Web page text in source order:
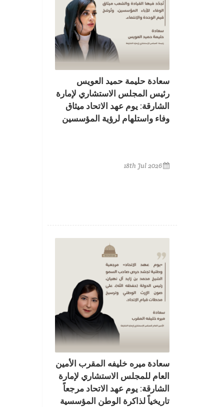
سعادة حليمة حميد العويس
رئيس المجلس الاستشاري لإمارة
الشارقة: يوم عهد الاتحاد ميثاق
وفاء واستلهام لرؤية المؤسسين
18th Jul 2026
سعادة ميره خليفه المقرب الأمين
العام للمجلس الاستشاري لإمارة
الشارقة: يوم عهد الاتحاد مرجعاً
تاريخياً لذاكرة الوطن المؤسسية